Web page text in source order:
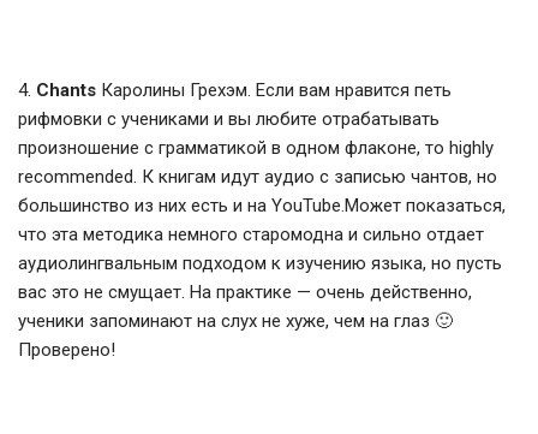
4. Chants Каролины Грехэм. Если вам нравится петь
рифмовки с учениками и вы любите отрабатывать
произношение с грамматикой в одном флаконе, то highly
recommended. К книгам идут аудио с записью чантов, но
большинство из них есть и на YouTube.Может показаться,
что эта методика немного старомодна и сильно отдает
аудиолингвальным подходом к изучению языка, но пусть
вас это не смущает. На практике — очень действенно,
ученики запоминают на слух не хуже, чем на глаз 🙂
Проверено!